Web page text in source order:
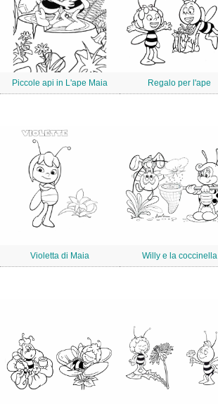
Piccole api in L'ape Maia Regalo per l'ape
Violetta di Maia Willy e la coccinella